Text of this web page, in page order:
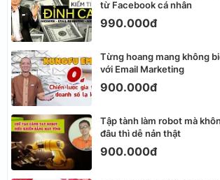
từ Facebook cá nhân
990.000đ
Từng hoang mang không
với Email Marketing
900.000đ
Tập tành làm robot mà
đâu thì dễ nản thật
900.000đ